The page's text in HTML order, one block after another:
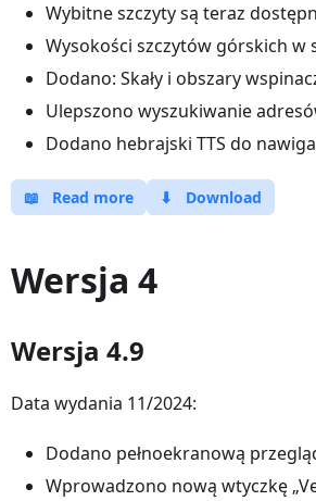
Wybitne szczyty są teraz
Wysokości szczytów górskich w
Dodano: Skały i obszary
Ulepszono wyszukiwanie
Dodano hebrajski TTS do
📖 Read more ⬇ Download
Wersja 4
Wersja 4.9
Data wydania 11/2024:
Dodano pełnoekranową
Wprowadzono nową wtyczkę